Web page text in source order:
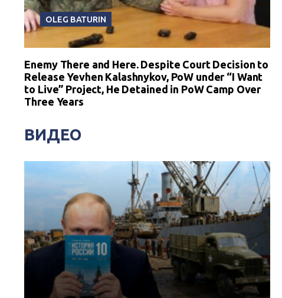
OLEG BATURIN
Enemy There and Here. Despite Court Decision to
Release Yevhen Kalashnykov, PoW under “I Want
to Live” Project, He Detained in PoW Camp Over
Three Years
ВИДЕО